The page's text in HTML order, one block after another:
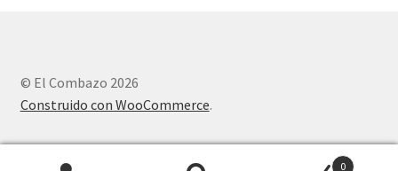
© El Combazo 2026
Construido con WooCommerce.
0